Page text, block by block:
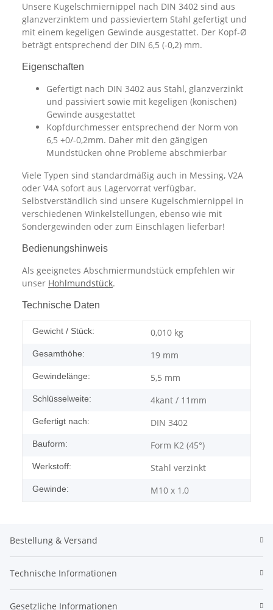
Unsere Kugelschmiernippel nach DIN 3402 sind aus
glanzverzinktem und passieviertem Stahl gefertigt und
mit einem kegeligen Gewinde ausgestattet. Der Kopf-Ø
beträgt entsprechend der DIN 6,5 (-0,2) mm.
Eigenschaften
Gefertigt nach DIN 3402 aus Stahl, glanzverzinkt
und passiviert sowie mit kegeligen (konischen)
Gewinde ausgestattet
Kopfdurchmesser entsprechend der Norm von
6,5 +0/-0,2mm. Daher mit den gängigen
Mundstücken ohne Probleme abschmierbar
Viele Typen sind standardmäßig auch in Messing, V2A
oder V4A sofort aus Lagervorrat verfügbar.
Selbstverständlich sind unsere Kugelschmiernippel in
verschiedenen Winkelstellungen, ebenso wie mit
Sondergewinden oder zum Einschlagen lieferbar!
Bedienungshinweis
Als geeignetes Abschmiermundstück empfehlen wir
unser Hohlmundstück.
Technische Daten
Gewicht / Stück: 0,010 kg
Gesamthöhe: 19 mm
Gewindelänge: 5,5 mm
Schlüsselweite: 4kant / 11mm
Gefertigt nach: DIN 3402
Bauform: Form K2 (45°)
Werkstoff: Stahl verzinkt
Gewinde: M10 x 1,0
Bestellung & Versand
Technische Informationen
Gesetzliche Informationen